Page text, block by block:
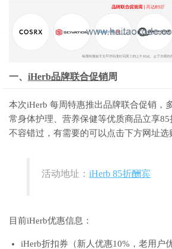
一、 iHerb品牌联合促销周
本次iHerb 每周特惠推出品牌联合促销，
常身体护理、营养保健等优质商品立享85
不容错过，有需要的可以点击下方网址选
活动地址： iHerb 85折酬宾
目前iHerb优惠信息：
iHerb折扣券（新人优惠10%，老用户